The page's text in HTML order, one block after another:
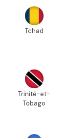
Tchad
Trinité-et-
Tobago